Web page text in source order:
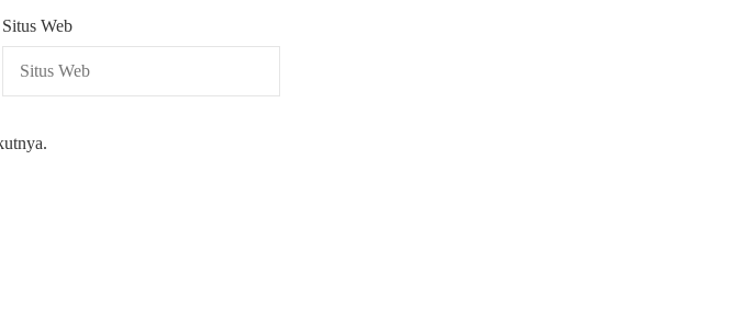
Situs Web